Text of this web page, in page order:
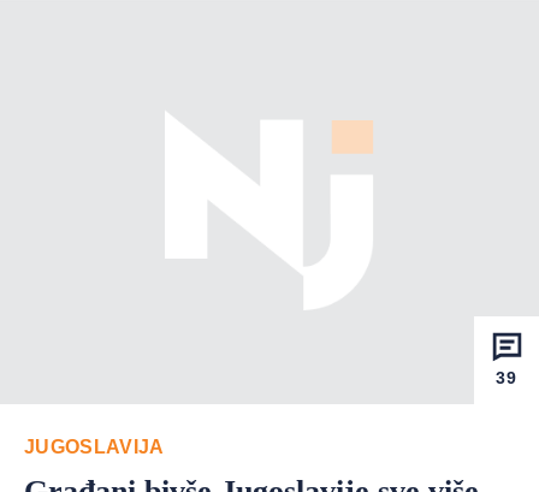
39
JUGOSLAVIJA